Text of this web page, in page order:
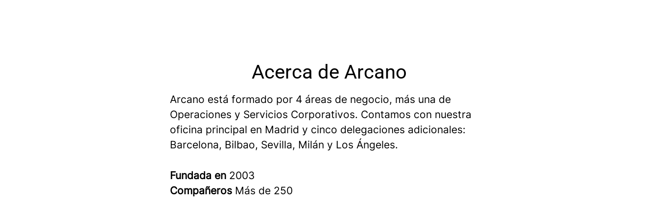
Acerca de Arcano
Arcano está formado por 4 áreas de negocio, más una de
Operaciones y Servicios Corporativos. Contamos con nuestra
oficina principal en Madrid y cinco delegaciones adicionales:
Barcelona, Bilbao, Sevilla, Milán y Los Ángeles.
Fundada en 2003
Compañeros Más de 250